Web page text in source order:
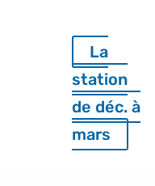
La
station
de déc. à
mars